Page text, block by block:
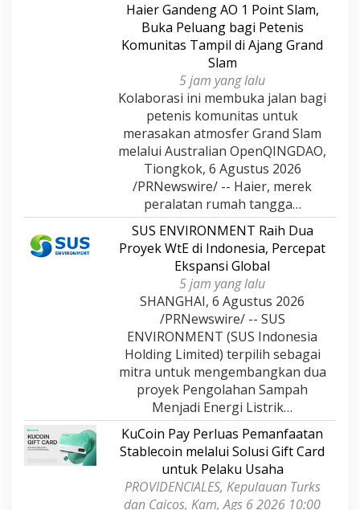
Haier Gandeng AO 1 Point Slam,
Buka Peluang bagi Petenis
Komunitas Tampil di Ajang Grand
Slam
5 jam yang lalu
Kolaborasi ini membuka jalan bagi
petenis komunitas untuk
merasakan atmosfer Grand Slam
melalui Australian OpenQINGDAO,
Tiongkok, 6 Agustus 2026
/PRNewswire/ -- Haier, merek
peralatan rumah tangga…
SUS ENVIRONMENT Raih Dua
Proyek WtE di Indonesia, Percepat
Ekspansi Global
5 jam yang lalu
SHANGHAI, 6 Agustus 2026
/PRNewswire/ -- SUS
ENVIRONMENT (SUS Indonesia
Holding Limited) terpilih sebagai
mitra untuk mengembangkan dua
proyek Pengolahan Sampah
Menjadi Energi Listrik…
KuCoin Pay Perluas Pemanfaatan
Stablecoin melalui Solusi Gift Card
untuk Pelaku Usaha
PROVIDENCIALES, Kepulauan Turks
dan Caicos, Kam, Ags 6 2026 10:00